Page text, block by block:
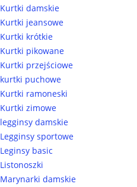
Kurtki damskie
Kurtki jeansowe
Kurtki krótkie
Kurtki pikowane
Kurtki przejściowe
kurtki puchowe
Kurtki ramoneski
Kurtki zimowe
legginsy damskie
Legginsy sportowe
Leginsy basic
Listonoszki
Marynarki damskie